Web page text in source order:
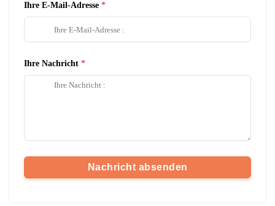
Ihre E-Mail-Adresse
Ihre Nachricht
Nachricht absenden